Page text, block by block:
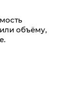
объёму,